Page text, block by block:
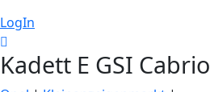
LogIn
Kadett E GSI Cabrio